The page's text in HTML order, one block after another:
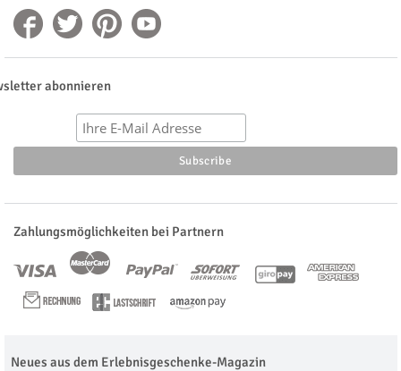
abonnieren
Zahlungsmöglichkeiten bei Partnern
Neues aus dem Erlebnisgeschenke-Magazin